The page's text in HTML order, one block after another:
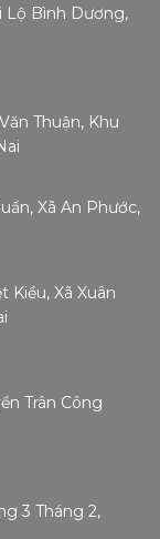
Lộ Bình Dương,
Thuận, Khu
Xã An Phước,
Kiều, Xã Xuân
Trân Công
3 Tháng 2,